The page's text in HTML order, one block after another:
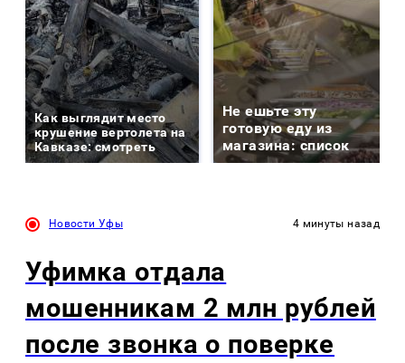
Как выглядит место
крушение вертолета на
Кавказе: смотреть
Не ешьте эту
готовую еду из
магазина: список
Новости Уфы 4 минуты назад
Уфимка отдала
мошенникам 2 млн рублей
после звонка о поверке